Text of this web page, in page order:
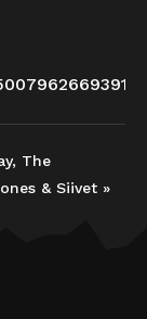
The
& Siivet »